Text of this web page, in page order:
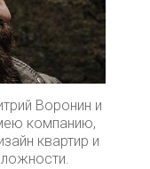
Воронин и
компанию,
квартир и